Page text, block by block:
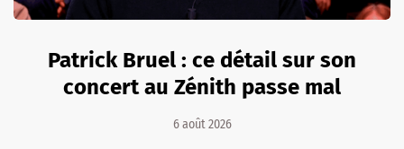
Patrick Bruel : ce détail sur son
concert au Zénith passe mal
6 août 2026